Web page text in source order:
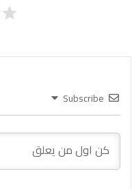
Subscribe